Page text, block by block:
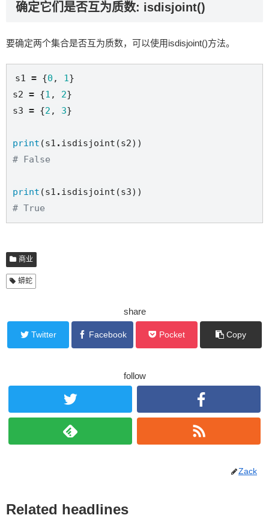
确定它们是否互为质数: isdisjoint()
要确定两个集合是否互为质数，可以使用isdisjoint()方法。
s1 = {0 , 1}
s2 = {1 , 2}
s3 = {2 , 3}
print (s1 .
# False
print (s1 .
# True
商业
蟒蛇
share
Twitter Facebook Pocket Copy
follow
Zack
Related headlines